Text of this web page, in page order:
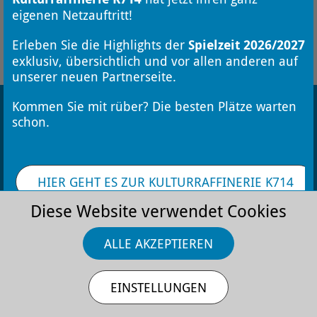
Kontakt Stellenangebote
Datenschutz
Impressum
AGB
Die Monheimer Kulturwerke
eigenen Netzauftritt!
Erleben Sie die Highlights der Spielzeit 2026/2027
exklusiv, übersichtlich und vor allen anderen auf
unserer neuen Partnerseite.
Kommen Sie mit rüber? Die besten Plätze warten
schon.
HIER GEHT ES ZUR KULTURRAFFINERIE K714
Diese Website verwendet Cookies
ALLE AKZEPTIEREN
EINSTELLUNGEN